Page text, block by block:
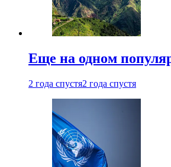
Еще на одном
2 года спустя2 года спустя